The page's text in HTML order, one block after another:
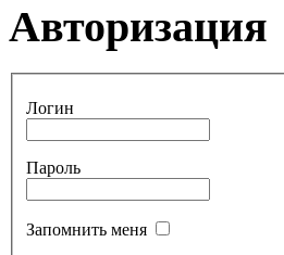
Авторизация
Логин
Пароль
Запомнить меня